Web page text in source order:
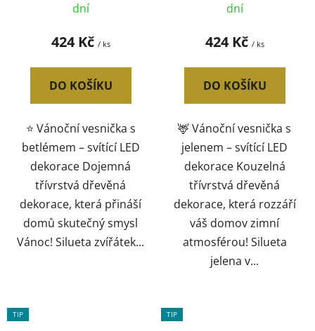
dní
424 Kč / ks
DO KOŠÍKU
⭐ Vánoční vesnička s
betlémem – svítící LED
dekorace Dojemná
třívrstvá dřevěná
dekorace, která přináší
domů skutečný smysl
Vánoc! Silueta zvířátek...
dní
424 Kč / ks
DO KOŠÍKU
🦌 Vánoční vesnička s
jelenem – svítící LED
dekorace Kouzelná
třívrstvá dřevěná
dekorace, která rozzáří
váš domov zimní
atmosférou! Silueta
jelena v...
TIP TIP